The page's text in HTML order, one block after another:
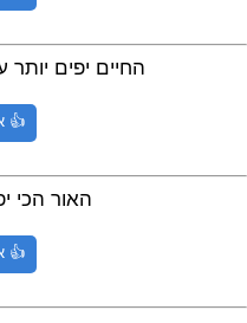
החיים יפים
👍
האור הכי
👍